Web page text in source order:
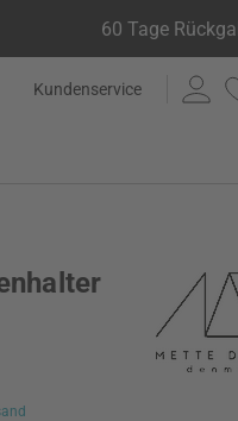
60 Tage
Kundenservice